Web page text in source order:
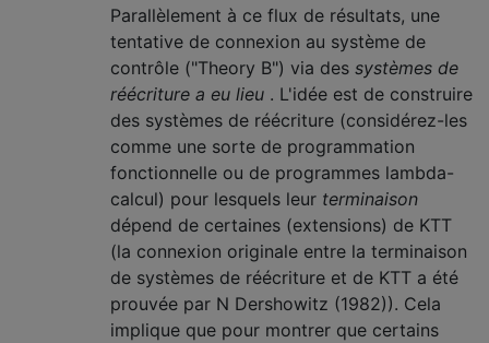
Parallèlement à ce flux de résultats, une
tentative de connexion au système de
contrôle ("Theory B") via des systèmes de
réécriture a eu lieu . L'idée est de construire
des systèmes de réécriture (considérez-les
comme une sorte de programmation
fonctionnelle ou de programmes lambda-
calcul) pour lesquels leur terminaison
dépend de certaines (extensions) de KTT
(la connexion originale entre la terminaison
de systèmes de réécriture et de KTT a été
prouvée par N Dershowitz (1982)). Cela
implique que pour montrer que certains